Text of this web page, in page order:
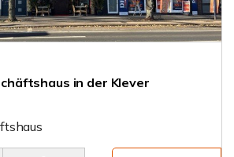
in der Klever